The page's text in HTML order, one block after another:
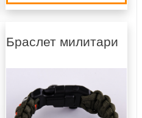
Браслет милитари